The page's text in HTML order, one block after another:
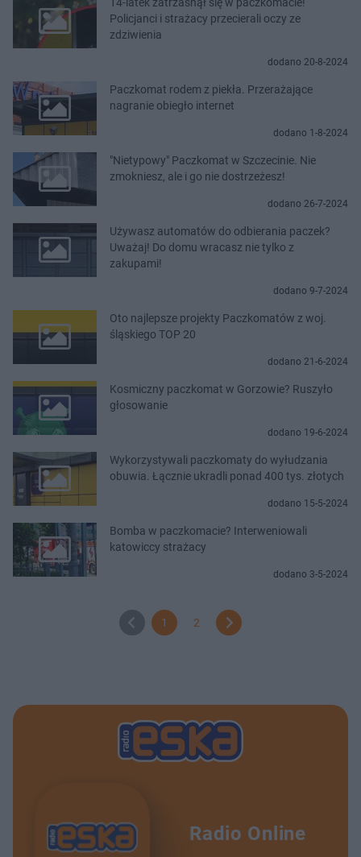
Policjanci i strażacy przecierali oczy ze
zdziwienia
dodano 20-8-2024
Paczkomat rodem z piekła. Przerażające
nagranie obiegło internet
dodano 1-8-2024
"Nietypowy" Paczkomat w Szczecinie. Nie
zmokniesz, ale i go nie dostrzeżesz!
dodano 26-7-2024
Używasz automatów do odbierania paczek?
Uważaj! Do domu wracasz nie tylko z
zakupami!
dodano 9-7-2024
Oto najlepsze projekty Paczkomatów z woj.
śląskiego TOP 20
dodano 21-6-2024
Kosmiczny paczkomat w Gorzowie? Ruszyło
głosowanie
dodano 19-6-2024
Wykorzystywali paczkomaty do wyłudzania
obuwia. Łącznie ukradli ponad 400 tys. złotych
dodano 15-5-2024
Bomba w paczkomacie? Interweniowali
katowiccy strażacy
dodano 3-5-2024
1 2
Radio Online